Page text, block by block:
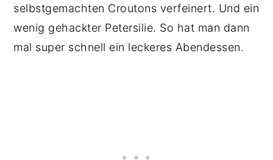
selbstgemachten Croutons verfeinert. Und ein
wenig gehackter Petersilie. So hat man dann
mal super schnell ein leckeres Abendessen.